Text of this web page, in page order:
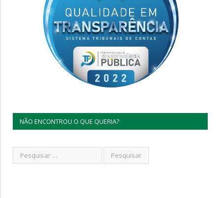
NÃO ENCONTROU O QUE QUERIA?